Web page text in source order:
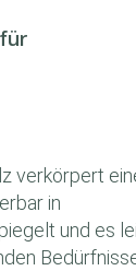
verkörpert
in
und es